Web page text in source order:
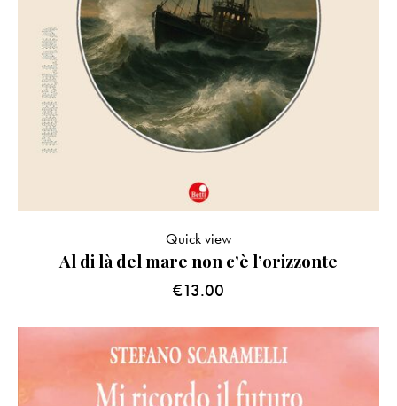
Al di là del mare non c’è l’orizzonte
€13.00
Quick view